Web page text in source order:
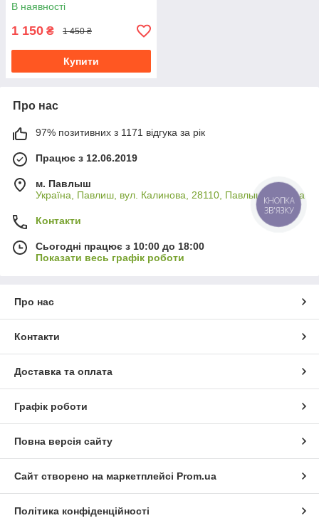
В наявності
1 150 ₴ 1 450 ₴
Купити
Про нас
97% позитивних з 1171 відгука за рік
Працює з 12.06.2019
м. Павлыш
Україна, Павлиш, вул. Калинова, 28110, Павлыш, Україна
Контакти
Сьогодні працює з 10:00 до 18:00
Показати весь графік роботи
Про нас
Контакти
Доставка та оплата
Графік роботи
Повна версія сайту
Сайт створено на маркетплейсі Prom.ua
Політика конфіденційності
КНОПКА
ЗВ'ЯЗКУ